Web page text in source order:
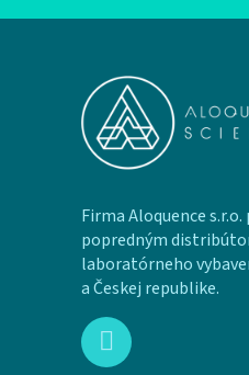
Firma Aloquence
popredným
laboratórneho
a Českej republike.